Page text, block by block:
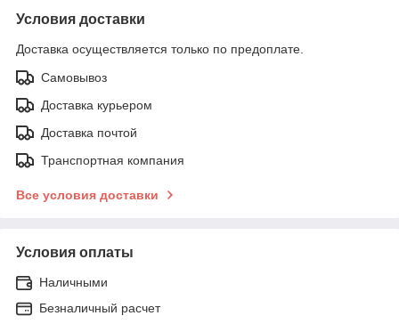
Условия доставки
Доставка осуществляется только по предоплате.
Самовывоз
Доставка курьером
Доставка почтой
Транспортная компания
Все условия доставки
Условия оплаты
Наличными
Безналичный расчет